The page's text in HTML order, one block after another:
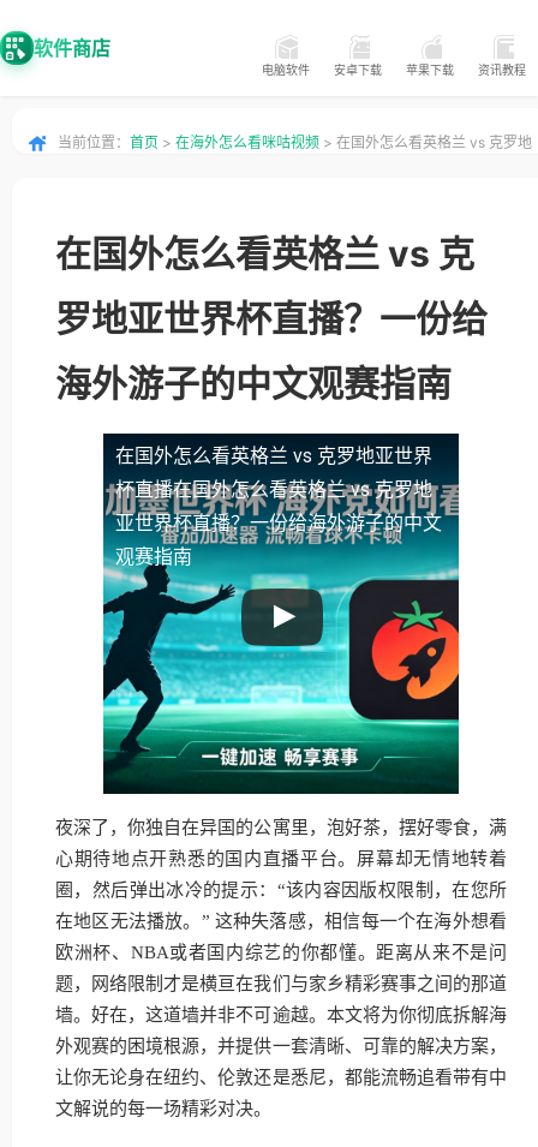
软件商店
电脑软件 安卓下载 苹果下载 资讯教程
当前位置： 首页 > 在海外怎么看咪咕视频 > 在国外怎么看英格兰 vs 克罗地
在国外怎么看英格兰 vs 克
罗地亚世界杯直播？一份给
海外游子的中文观赛指南
在国外怎么看英格兰 vs 克罗地亚世界
杯直播在国外怎么看英格兰 vs 克罗地
亚世界杯直播？一份给海外游子的中文
观赛指南
夜深了，你独自在异国的公寓里，泡好茶，摆好零食，满
心期待地点开熟悉的国内直播平台。屏幕却无情地转着
圈，然后弹出冰冷的提示：“该内容因版权限制，在您所
在地区无法播放。” 这种失落感，相信每一个在海外想看
欧洲杯、NBA或者国内综艺的你都懂。距离从来不是问
题，网络限制才是横亘在我们与家乡精彩赛事之间的那道
墙。好在，这道墙并非不可逾越。本文将为你彻底拆解海
外观赛的困境根源，并提供一套清晰、可靠的解决方案，
让你无论身在纽约、伦敦还是悉尼，都能流畅追看带有中
文解说的每一场精彩对决。